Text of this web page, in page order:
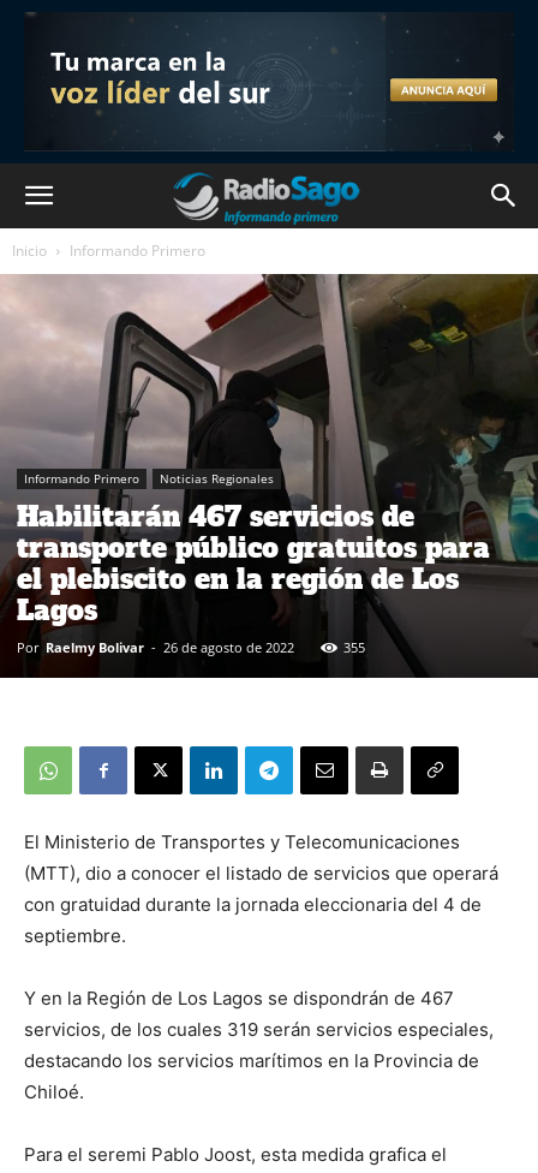
Inicio Informando Primero
Informando Primero Noticias Regionales
Habilitarán 467 servicios de
transporte público gratuitos para
el plebiscito en la región de Los
Lagos
Por Raelmy Bolivar - 26 de agosto de 2022 355
El Ministerio de Transportes y Telecomunicaciones
(MTT), dio a conocer el listado de servicios que operará
con gratuidad durante la jornada eleccionaria del 4 de
septiembre.
Y en la Región de Los Lagos se dispondrán de 467
servicios, de los cuales 319 serán servicios especiales,
destacando los servicios marítimos en la Provincia de
Chiloé.
Para el seremi Pablo Joost, esta medida grafica el